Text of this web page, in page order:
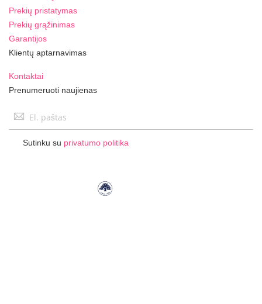
Prekių pristatymas
Prekių grąžinimas
Garantijos
Klientų aptarnavimas
Kontaktai
Prenumeruoti naujienas
Užsisakykite
naujienlaiškį:
Sutinku su privatumo politika